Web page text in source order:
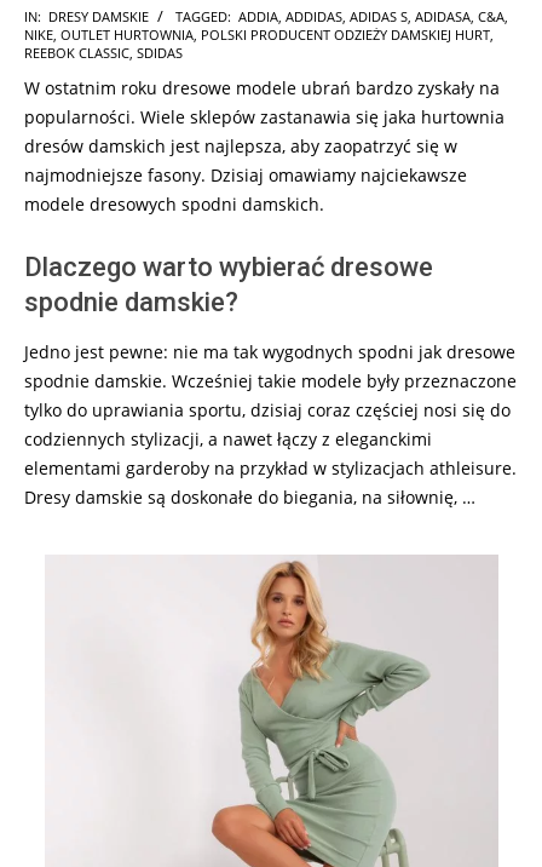
2025-
09-
IN: DRESY DAMSKIE TAGGED: ADDIA ADDIDAS ADIDAS S ADIDASA C&A
NIKE OUTLET HURTOWNIA POLSKI PRODUCENT ODZIEŻY DAMSKIEJ HURT
REEBOK CLASSIC SDIDAS
W ostatnim roku dresowe modele ubrań bardzo zyskały na
popularności. Wiele sklepów zastanawia się jaka hurtownia
dresów damskich jest najlepsza, aby zaopatrzyć się w
najmodniejsze fasony. Dzisiaj omawiamy najciekawsze
modele dresowych spodni damskich.
Dlaczego warto wybierać dresowe
spodnie damskie?
Jedno jest pewne: nie ma tak wygodnych spodni jak dresowe
spodnie damskie. Wcześniej takie modele były przeznaczone
tylko do uprawiania sportu, dzisiaj coraz częściej nosi się do
codziennych stylizacji, a nawet łączy z eleganckimi
elementami garderoby na przykład w stylizacjach athleisure.
Dresy damskie są doskonałe do biegania, na siłownię, …